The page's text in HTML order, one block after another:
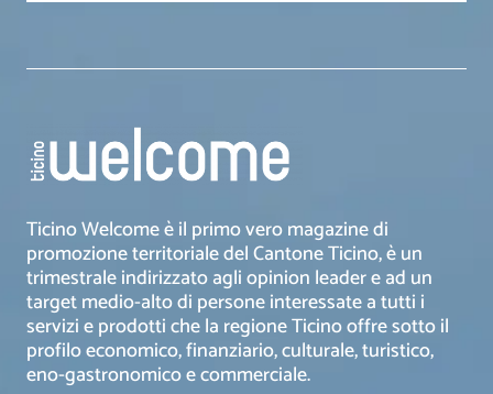
Ticino Welcome è il primo vero magazine di
promozione territoriale del Cantone Ticino, è un
trimestrale indirizzato agli opinion leader e ad un
target medio-alto di persone interessate a tutti i
servizi e prodotti che la regione Ticino offre sotto il
profilo economico, finanziario, culturale, turistico,
eno-gastronomico e commerciale.